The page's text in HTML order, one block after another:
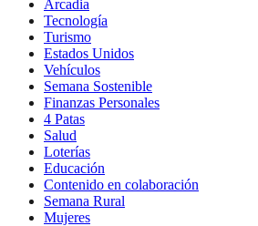
Arcadia
Tecnología
Turismo
Estados Unidos
Vehículos
Semana Sostenible
Finanzas Personales
4 Patas
Salud
Loterías
Educación
Contenido en colaboración
Semana Rural
Mujeres